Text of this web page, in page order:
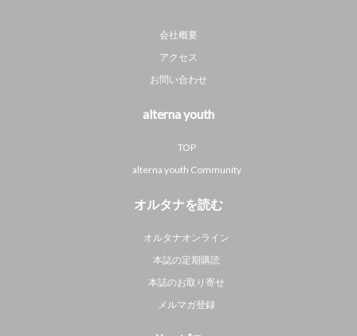
会社概要
アクセス
お問い合わせ
alterna youth
TOP
alterna youth Community
オルタナを読む
オルタナオンライン
本誌の定期購読
本誌のお取り寄せ
メルマガ登録